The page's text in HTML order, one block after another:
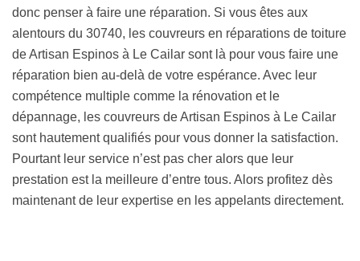
donc penser à faire une réparation. Si vous êtes aux
alentours du 30740, les couvreurs en réparations de toiture
de Artisan Espinos à Le Cailar sont là pour vous faire une
réparation bien au-delà de votre espérance. Avec leur
compétence multiple comme la rénovation et le
dépannage, les couvreurs de Artisan Espinos à Le Cailar
sont hautement qualifiés pour vous donner la satisfaction.
Pourtant leur service n’est pas cher alors que leur
prestation est la meilleure d’entre tous. Alors profitez dès
maintenant de leur expertise en les appelants directement.